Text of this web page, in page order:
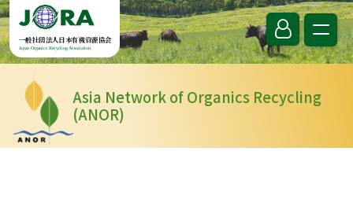
Skip to content
一般社団法人日本有機資源協会
Japan Organics Recycling Association
Asia Network of Organics Recycling
(ANOR)